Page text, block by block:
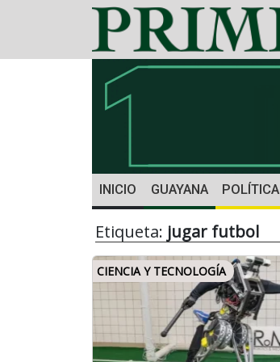
INICIO GUAYANA POLÍTICA
Etiqueta: jugar futbol
CIENCIA Y TECNOLOGÍA